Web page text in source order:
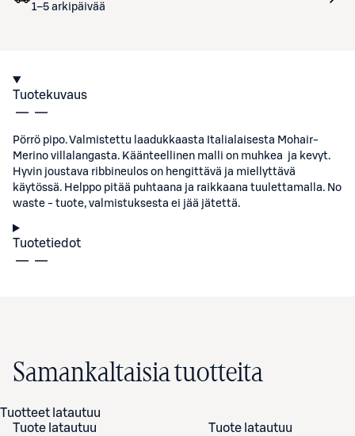
1–5 arkipäivää
Tuotekuvaus
Pörrö pipo. Valmistettu laadukkaasta Italialaisesta Mohair-
Merino villalangasta. Käänteellinen malli on muhkea ja kevyt.
Hyvin joustava ribbineulos on hengittävä ja miellyttävä
käytössä. Helppo pitää puhtaana ja raikkaana tuulettamalla. No
waste - tuote, valmistuksesta ei jää jätettä.
Tuotetiedot
Samankaltaisia tuotteita
Tuotteet latautuu
Tuote latautuu
Tuote latautuu